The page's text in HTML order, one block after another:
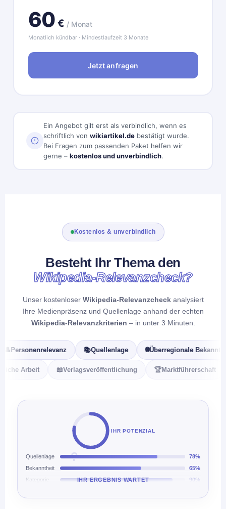
60€ / Monat
Monatlich kündbar · Mindestlaufzeit 3 Monate
Jetzt anfragen
Ein Angebot gilt erst als verbindlich, wenn es
schriftlich von wikiartikel.debestätigt wurde.
Bei Fragen zum passenden Paket helfen wir
gerne – kostenlos und unverbindlich.
Kostenlos & unverbindlich
Besteht Ihr Thema den
Wikipedia-Relevanzcheck?
Unser kostenloser Wikipedia-Relevanzcheckanalysiert
Ihre Medienpräsenz und Quellenlage anhand der echten
Wikipedia-Relevanzkriterien – in unter 3 Minuten.
Personenrelevanz Quellenlage Überregionale Bekanntheit
Arbeit 📖Verlagsveröffentlichung 🏆Marktführerschaft
?
IHR POTENZIAL
Quellenlage
78%
Bekanntheit
65%
Kategorie
90%
IHR ERGEBNIS WARTET